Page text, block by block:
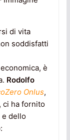
di vita
soddisfatti
è
Rodolfo
Onlus,
ci ha fornito
e dello